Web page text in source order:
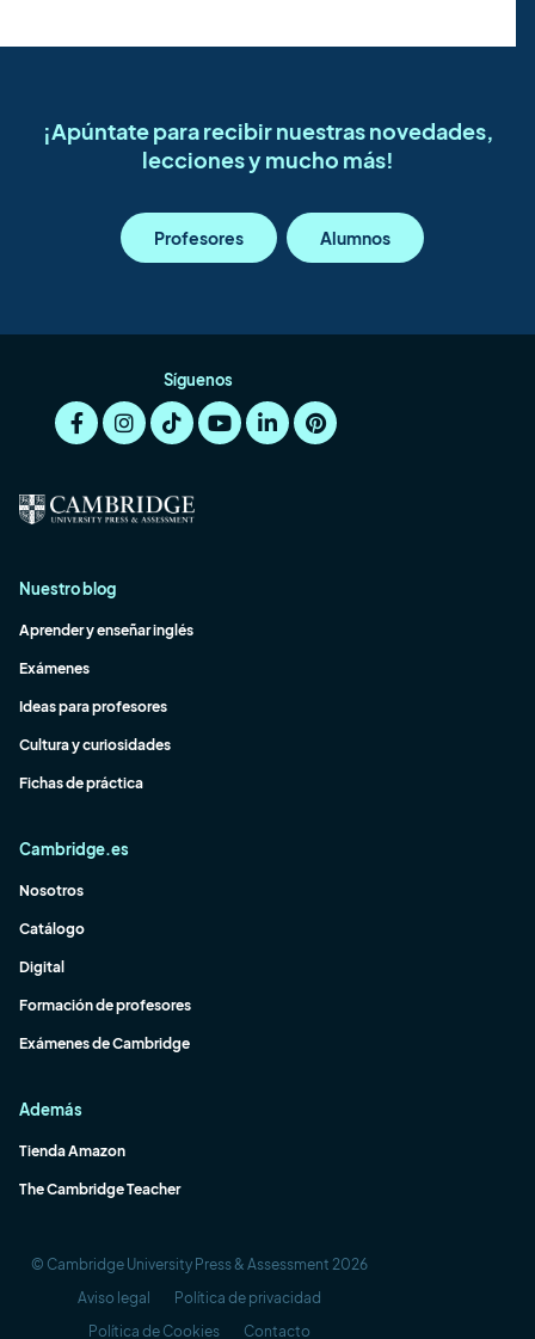
¡Apúntate para recibir nuestras novedades,
lecciones y mucho más!
Profesores Alumnos
Síguenos
Nuestro blog
Aprender y enseñar inglés
Exámenes
Ideas para profesores
Cultura y curiosidades
Fichas de práctica
Cambridge.es
Nosotros
Catálogo
Digital
Formación de profesores
Exámenes de Cambridge
Además
Tienda Amazon
The Cambridge Teacher
© Cambridge University Press & Assessment 2026
Aviso legal
Política de privacidad
Política de Cookies
Contacto